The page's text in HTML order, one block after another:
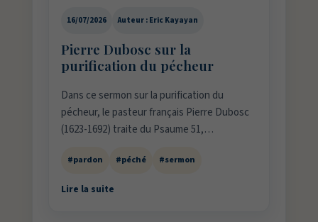
16/07/2026 Auteur : Eric Kayayan
Pierre Dubosc sur la
purification du pécheur
Dans ce sermon sur la purification du
pécheur, le pasteur français Pierre Dubosc
(1623-1692) traite du Psaume 51,…
#pardon #péché #sermon
Lire la suite